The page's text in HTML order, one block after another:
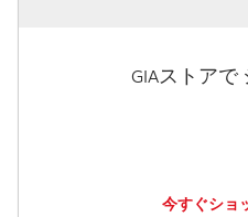
GIAストア
今すぐショ